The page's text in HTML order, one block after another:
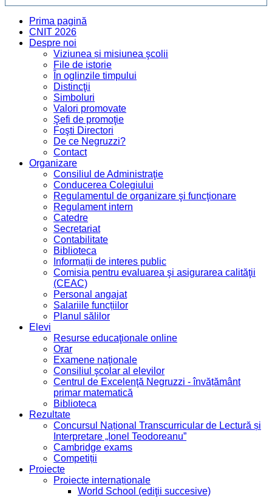
Prima pagină
CNIT 2026
Despre noi
Viziunea și misiunea şcolii
File de istorie
În oglinzile timpului
Distincţii
Simboluri
Valori promovate
Şefi de promoţie
Foşti Directori
De ce Negruzzi?
Contact
Organizare
Consiliul de Administraţie
Conducerea Colegiului
Regulamentul de organizare şi funcţionare
Regulament intern
Catedre
Secretariat
Contabilitate
Biblioteca
Informații de interes public
Comisia pentru evaluarea şi asigurarea calităţii
(CEAC)
Personal angajat
Salariile funcțiilor
Planul sălilor
Elevi
Resurse educaţionale online
Orar
Examene naţionale
Consiliul şcolar al elevilor
Centrul de Excelenţă Negruzzi - învățământ
primar matematică
Biblioteca
Rezultate
Concursul Național Transcurricular de Lectură și
Interpretare „Ionel Teodoreanu”
Cambridge exams
Competiții
Proiecte
Proiecte internaționale
World School (ediţii succesive)